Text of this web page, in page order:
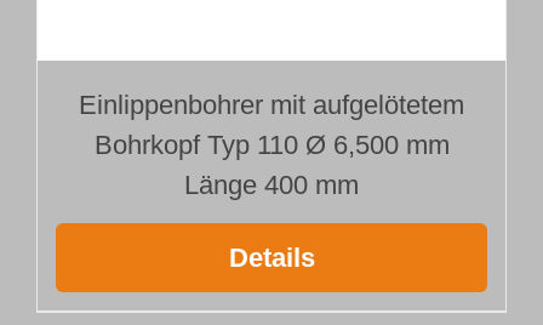
Einlippenbohrer mit aufgelötetem
Bohrkopf Typ 110 Ø 6,500 mm
Länge 400 mm
Details